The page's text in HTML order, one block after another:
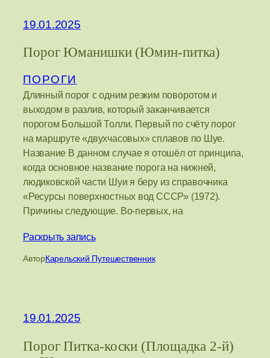
19.01.2025
Порог Юманишки (Юмин-питка)
ПОРОГИ
Длинный порог с одним резким поворотом и
выходом в разлив, который заканчивается
порогом Большой Толли. Первый по счёту порог
на маршруте «двухчасовых» сплавов по Шуе.
Название В данном случае я отошёл от принципа,
когда основное название порога на нижней,
людиковской части Шуи я беру из справочника
«Ресурсы поверхностных вод СССР» (1972).
Причины следующие. Во-первых, на
Раскрыть запись
АвторКарельский Путешественник
19.01.2025
Порог Питка-коски (Площадка 2-й)